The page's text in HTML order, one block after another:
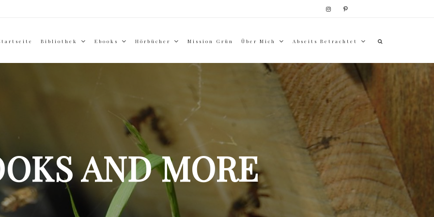
Bibliothek Ebooks Hörbücher Mission Grün Über Mich Abseits Betrachtet
AND MORE